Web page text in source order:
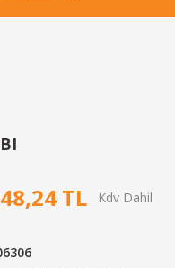
TL